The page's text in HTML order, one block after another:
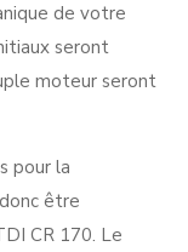
de votre
seront
moteur seront
pour la
être
CR 170. Le